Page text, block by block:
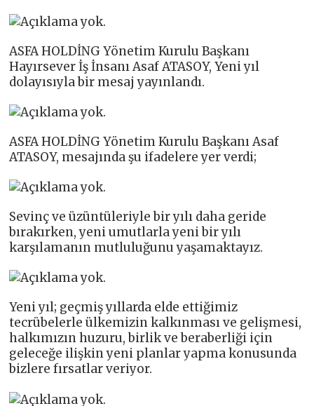
ASFA HOLDİNG Yönetim Kurulu Başkanı
Hayırsever İş İnsanı Asaf ATASOY, Yeni yıl
dolayısıyla bir mesaj yayınlandı.
ASFA HOLDİNG Yönetim Kurulu Başkanı Asaf
ATASOY, mesajında şu ifadelere yer verdi;
Sevinç ve üzüntüleriyle bir yılı daha geride
bırakırken, yeni umutlarla yeni bir yılı
karşılamanın mutluluğunu yaşamaktayız.
Yeni yıl; geçmiş yıllarda elde ettiğimiz
tecrübelerle ülkemizin kalkınması ve gelişmesi,
halkımızın huzuru, birlik ve beraberliği için
geleceğe ilişkin yeni planlar yapma konusunda
bizlere fırsatlar veriyor.